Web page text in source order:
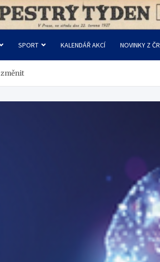
SPORT KALENDÁŘ AKCÍ NOVINKY Z ČR